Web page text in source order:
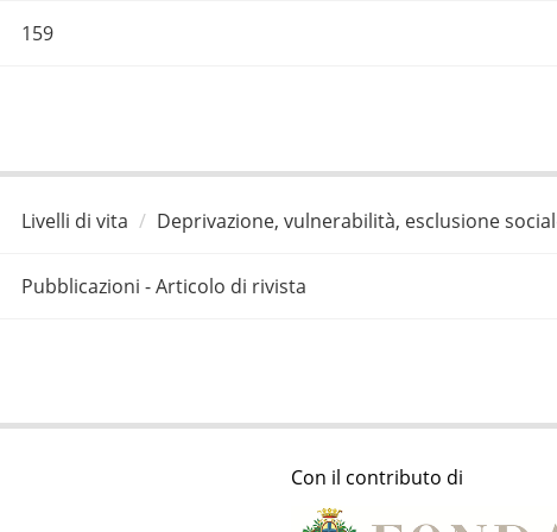
159
Livelli di vita Deprivazione, vulnerabilità, esclusione
Pubblicazioni - Articolo di rivista
Con il contributo di